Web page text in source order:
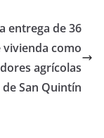
entrega de 36
como
agrícolas
de San Quintín